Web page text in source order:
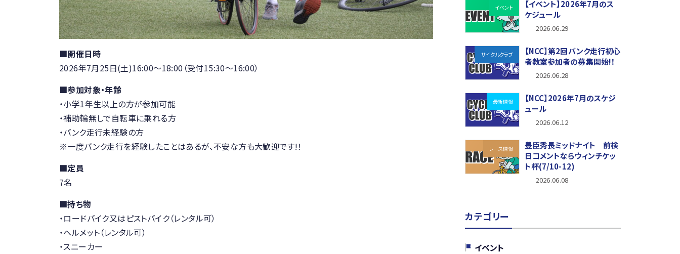
■開催日時
2026年7月25日(土)16:00～18:00（受付15:30～16:00）
■参加対象・年齢
・小学1年生以上の方が参加可能
・補助輪無しで自転車に乗れる方
・バンク走行未経験の方
※一度バンク走行を経験したことはあるが、不安な方も大歓迎です!！
■定員
7名
■持ち物
・ロードバイク又はピストバイク（レンタル可）
・ヘルメット（レンタル可）
・スニーカー
イベント
【イベント】2026年7月のス
ケジュール
2026.06.29
サイクルクラブ
【NCC】第2回バンク走行初心
者教室参加者の募集開始!！
2026.06.28
最新情報
【NCC】2026年7月のスケジ
ュール
2026.06.12
レース情報
豊臣秀長ミッドナイト 前検
日コメントならウィンチケッ
ト杯(7/10-12)
2026.06.08
カテゴリー
イベント